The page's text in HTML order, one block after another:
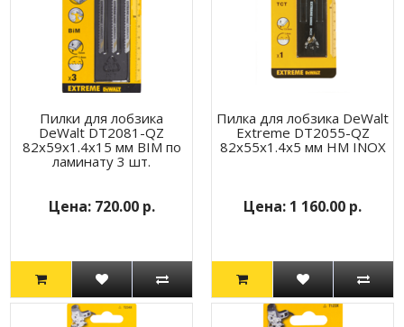
Пилки для лобзика
DeWalt DT2081-QZ
82х59х1.4х15 мм BIM по
ламинату 3 шт.
720.00 р.
Пилка для лобзика DeWalt
Extreme DT2055-QZ
82x55x1.4x5 мм HM INOX
1 160.00 р.